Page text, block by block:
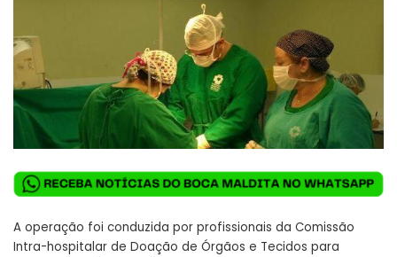
A operação foi conduzida por profissionais da Comissão
Intra-hospitalar de Doação de Órgãos e Tecidos para